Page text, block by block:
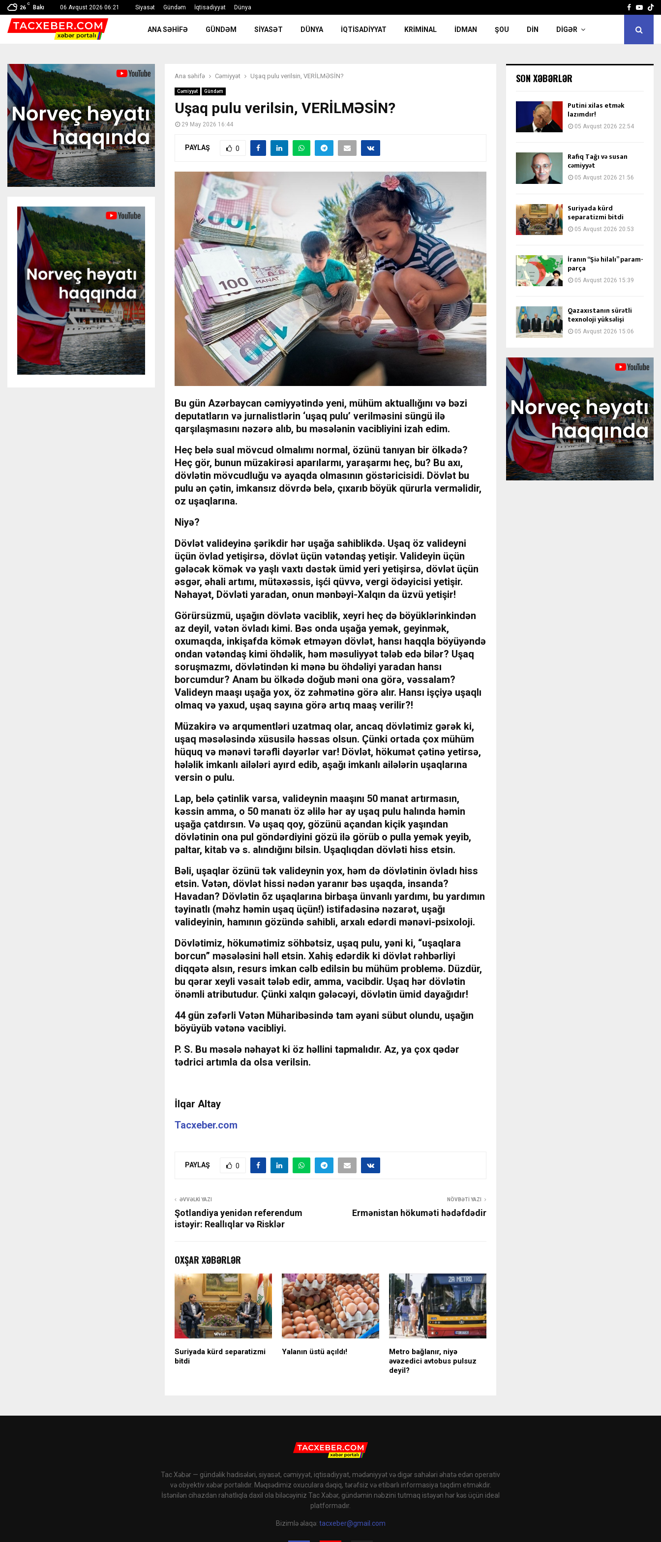
26
C
Bakı 06 Avqust 2026 06:21 Siyasət Gündəm İqtisadiyyat Dünya Facebook
ANA SƏHIFƏ GÜNDƏM SIYASƏT DÜNYA İQTISADIYYAT KRIMINAL İDMAN ŞOU DIN DIGƏR
Ana səhifə Cəmiyyət Uşaq pulu verilsin, VERİLMƏSİN?
Cəmiyyət Gündəm
Uşaq pulu verilsin, VERİLMƏSİN?
29 May 2026 16:44
PAYLAŞ 0
Bu gün Azərbaycan cəmiyyətində yeni, mühüm aktuallığını və bəzi
deputatların və jurnalistlərin ‘uşaq pulu’ verilməsini süngü ilə
qarşılaşmasını nəzərə alıb, bu məsələnin vacibliyini izah edim.
Heç belə sual mövcud olmalımı normal, özünü tanıyan bir ölkədə?
Heç gör, bunun müzakirəsi aparılarmı, yaraşarmı heç, bu? Bu axı,
dövlətin mövcudluğu və ayaqda olmasının göstəricisidi. Dövlət bu
pulu ən çətin, imkansız dövrdə belə, çıxarıb böyük qürurla verməlidir,
oz uşaqlarına.
Niyə?
Dövlət valideyinə şərikdir hər uşağa sahiblikdə. Uşaq öz valideyni
üçün övlad yetişirsə, dövlət üçün vətəndaş yetişir. Valideyin üçün
gələcək kömək və yaşlı vaxtı dəstək ümid yeri yetişirsə, dövlət üçün
əsgər, əhali artımı, mütəxəssis, işći qüvvə, vergi ödəyicisi yetişir.
Nəhayət, Dövləti yaradan, onun mənbəyi-Xalqın da üzvü yetişir!
Görürsüzmü, uşağın dövlətə vaciblik, xeyri heç də böyüklərinkindən
az deyil, vətən övladı kimi. Bəs onda uşağa yemək, geyinmək,
oxumaqda, inkişafda kömək etməyən dövlət, hansı haqqla böyüyəndə
ondan vətəndaş kimi öhdəlik, həm məsuliyyət tələb edə bilər? Uşaq
soruşmazmı, dövlətindən ki mənə bu öhdəliyi yaradan hansı
borcumdur? Anam bu ölkədə doğub məni ona görə, vəssalam?
Valideyn maaşı uşağa yox, öz zəhmətinə görə alır. Hansı işçiyə uşaqlı
olmaq və yaxud, uşaq sayına görə artıq maaş verilir?!
Müzakirə və arqumentləri uzatmaq olar, ancaq dövlətimiz gərək ki,
uşaq məsələsində xüsusilə həssas olsun. Çünki ortada çox mühüm
hüquq və mənəvi tərəfli dəyərlər var! Dövlət, hökumət çətinə yetirsə,
hələlik imkanlı ailələri ayırd edib, aşağı imkanlı ailələrin uşaqlarına
versin o pulu.
Lap, belə çətinlik varsa, valideynin maaşını 50 manat artırmasın,
kəssin amma, o 50 manatı öz əlilə hər ay uşaq pulu halında həmin
uşağa çatdırsın. Və uşaq qoy, gözünü açandan kiçik yaşından
dövlətinin ona pul göndərdiyini gözü ilə görüb o pulla yemək yeyib,
paltar, kitab və s. alındığını bilsin. Uşaqlıqdan dövləti hiss etsin.
Bəli, uşaqlar özünü tək valideynin yox, həm də dövlətinin övladı hiss
etsin. Vətən, dövlət hissi nədən yaranır bəs uşaqda, insanda?
Havadan? Dövlətin õz uşaqlarına birbaşa ünvanlı yardımı, bu yardımın
təyinatlı (məhz həmin uşaq üçün!) istifadəsinə nəzarət, uşağı
valideyinin, hamının gözündə sahibli, arxalı edərdi mənəvi-psixoloji.
Dövlətimiz, hökumətimiz söhbətsiz, uşaq pulu, yəni ki, “uşaqlara
borcun” məsələsini həll etsin. Xahiş edərdik ki dövlət rəhbərliyi
diqqətə alsın, resurs imkan cəlb edilsin bu mühüm problemə. Düzdür,
bu qərar xeyli vəsait tələb edir, amma, vacibdir. Uşaq hər dövlətin
önəmli atributudur. Çünki xalqın gələcəyi, dövlətin ümid dayağıdır!
44 gün zəfərli Vətən Müharibəsində tam əyani sübut olundu, uşağın
böyüyüb vətənə vacibliyi.
P. S. Bu məsələ nəhayət ki öz həllini tapmalıdır. Az, ya çox qədər
tədrici artımla da olsa verilsin.
İlqar Altay
Tacxeber.com
PAYLAŞ 0
ƏVVƏLKI YAZI
Şotlandiya yenidən referendum
istəyir: Reallıqlar və Risklər
NÖVBƏTI YAZI
Ermənistan hökuməti hədəfdədir
OXŞAR XƏBƏRLƏR
Suriyada kürd separatizmi
bitdi
Yalanın üstü açıldı!
Metro bağlanır, niyə
əvəzedici avtobus pulsuz
deyil?
SON XƏBƏRLƏR
Putini xilas etmək
lazımdır!
05 Avqust 2026 22:54
Rafiq Tağı və susan
cəmiyyət
05 Avqust 2026 21:56
Suriyada kürd
separatizmi bitdi
05 Avqust 2026 20:53
İranın “Şiə hilalı” param-
parça
05 Avqust 2026 15:39
Qazaxıstanın sürətli
texnoloji yüksəlişi
05 Avqust 2026 15:06
Tac Xəbər — gündəlik hadisələri, siyasət, cəmiyyət, iqtisadiyyat, mədəniyyət və digər sahələri əhatə edən operativ
və obyektiv xəbər portalıdır. Məqsədimiz oxuculara dəqiq, tərəfsiz və etibarlı informasiya təqdim etməkdir.
İstənilən cihazdan rahatlıqla daxil ola biləcəyiniz Tac Xəbər, gündəmin nəbzini tutmaq istəyən hər kəs üçün ideal
platformadır.
Bizimlə əlaqə: tacxeber@gmail.com